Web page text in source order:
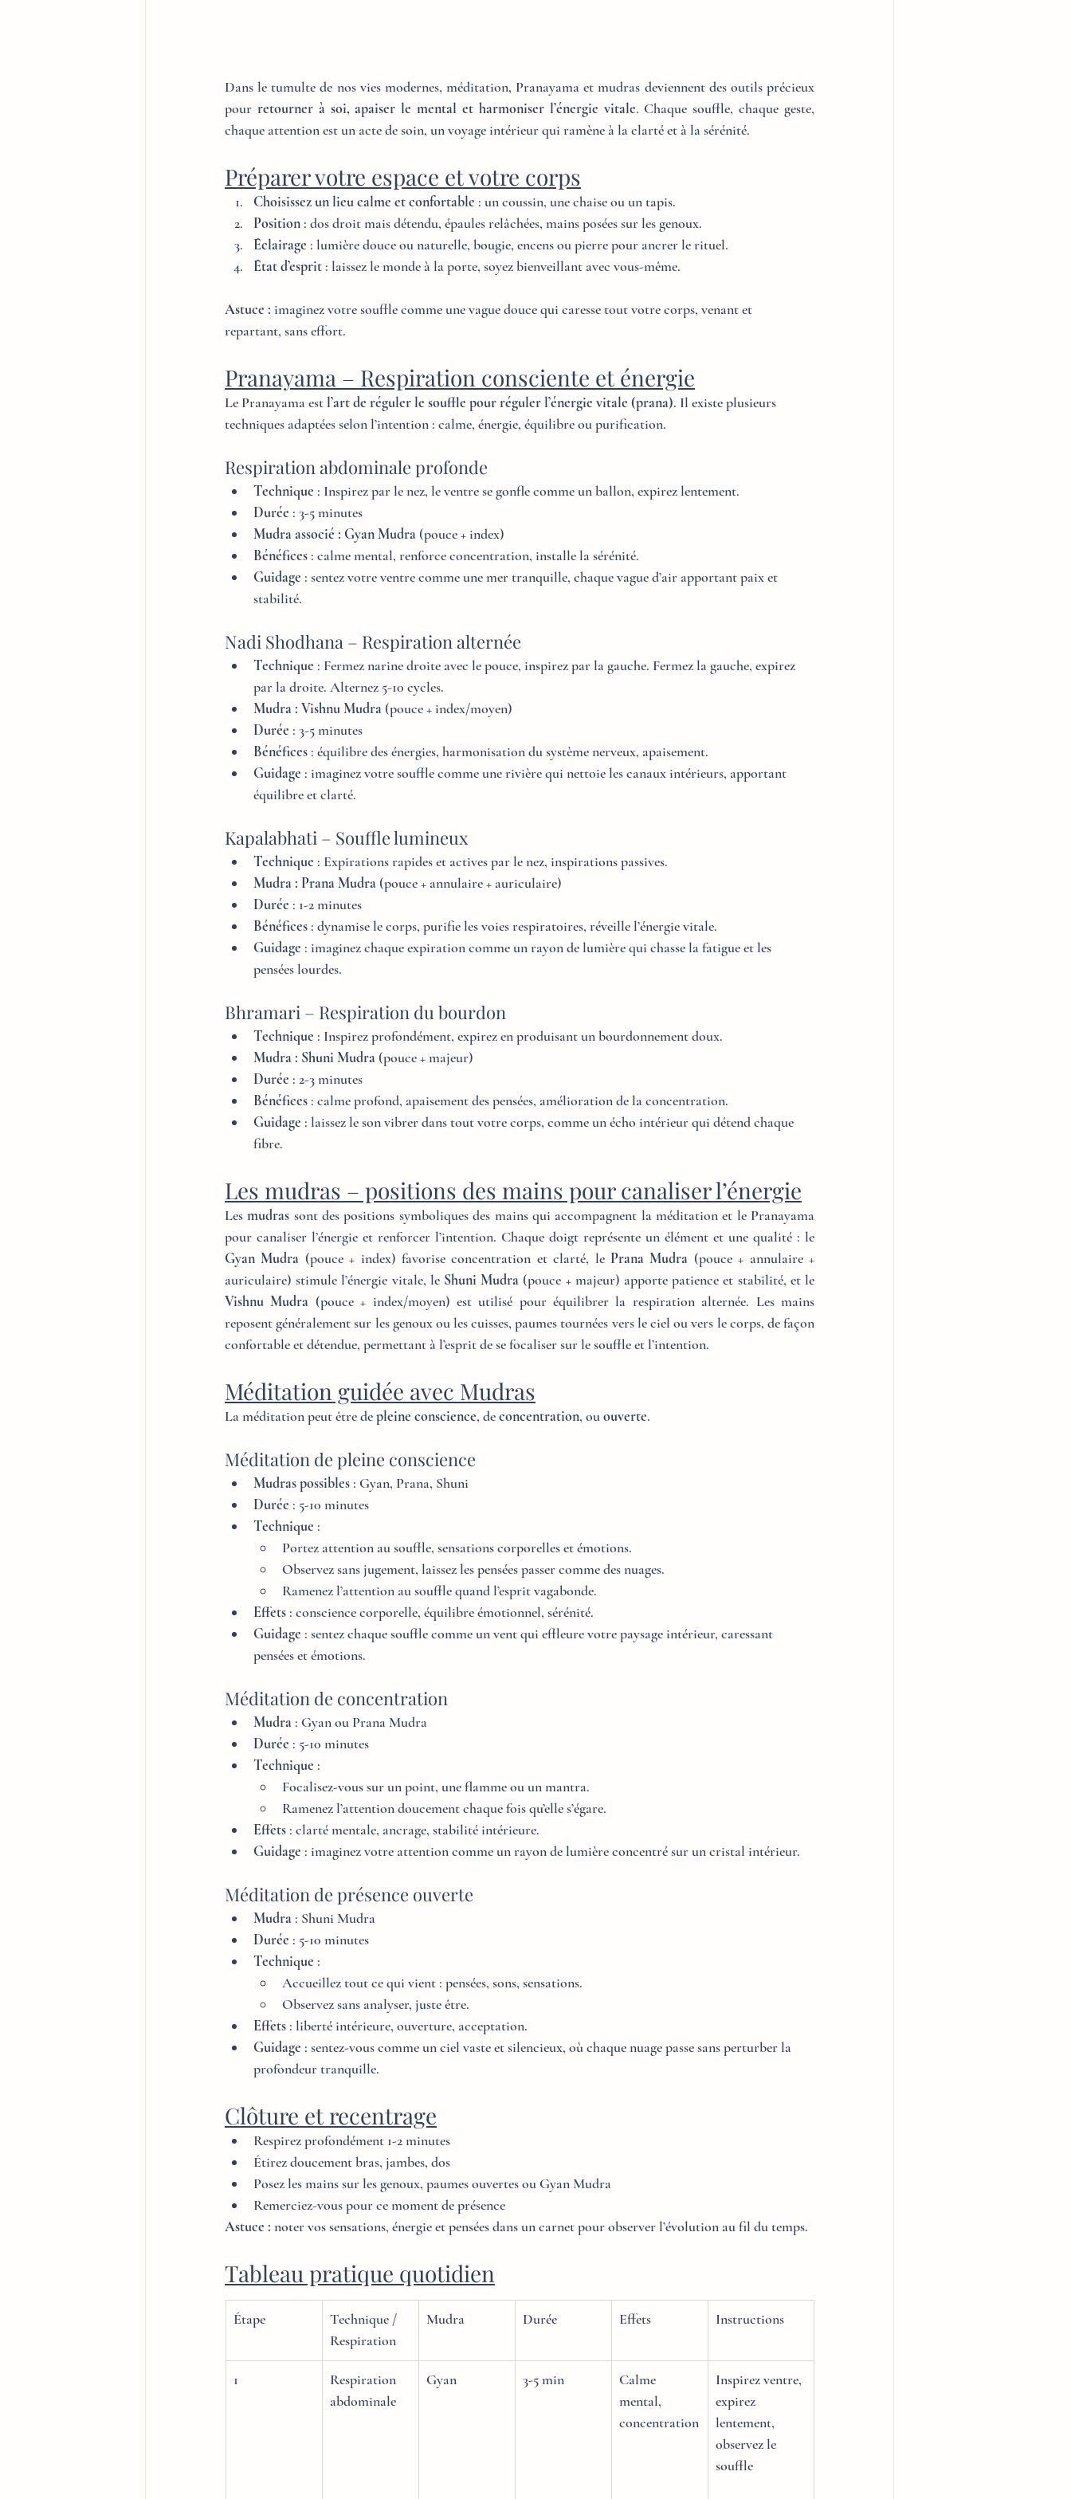
Dans le tumulte de nos vies modernes, méditation, Pranayama et mudras deviennent des outils précieux
pour retourner à soi, apaiser le mental et harmoniser l’énergie vitale. Chaque souffle, chaque geste,
chaque attention est un acte de soin, un voyage intérieur qui ramène à la clarté et à la sérénité.
Préparer votre espace et votre corps
Choisissez un lieu calme et confortable : un coussin, une chaise ou un tapis.
Position : dos droit mais détendu, épaules relâchées, mains posées sur les genoux.
Éclairage : lumière douce ou naturelle, bougie, encens ou pierre pour ancrer le rituel.
État d’esprit : laissez le monde à la porte, soyez bienveillant avec vous-même.
Astuce : imaginez votre souffle comme une vague douce qui caresse tout votre corps, venant et
repartant, sans effort.
Pranayama – Respiration consciente et énergie
Le Pranayama est l’art de réguler le souffle pour réguler l’énergie vitale (prana). Il existe plusieurs
techniques adaptées selon l’intention : calme, énergie, équilibre ou purification.
Respiration abdominale profonde
Technique : Inspirez par le nez, le ventre se gonfle comme un ballon, expirez lentement.
Durée : 3-5 minutes
Mudra associé : Gyan Mudra (pouce + index)
Bénéfices : calme mental, renforce concentration, installe la sérénité.
Guidage : sentez votre ventre comme une mer tranquille, chaque vague d’air apportant paix et
stabilité.
Nadi Shodhana – Respiration alternée
Technique : Fermez narine droite avec le pouce, inspirez par la gauche. Fermez la gauche, expirez
par la droite. Alternez 5-10 cycles.
Mudra : Vishnu Mudra (pouce + index/moyen)
Durée : 3-5 minutes
Bénéfices : équilibre des énergies, harmonisation du système nerveux, apaisement.
Guidage : imaginez votre souffle comme une rivière qui nettoie les canaux intérieurs, apportant
équilibre et clarté.
Kapalabhati – Souffle lumineux
Technique : Expirations rapides et actives par le nez, inspirations passives.
Mudra : Prana Mudra (pouce + annulaire + auriculaire)
Durée : 1-2 minutes
Bénéfices : dynamise le corps, purifie les voies respiratoires, réveille l’énergie vitale.
Guidage : imaginez chaque expiration comme un rayon de lumière qui chasse la fatigue et les
pensées lourdes.
Bhramari – Respiration du bourdon
Technique : Inspirez profondément, expirez en produisant un bourdonnement doux.
Mudra : Shuni Mudra (pouce + majeur)
Durée : 2-3 minutes
Bénéfices : calme profond, apaisement des pensées, amélioration de la concentration.
Guidage : laissez le son vibrer dans tout votre corps, comme un écho intérieur qui détend chaque
fibre.
Les mudras – positions des mains pour canaliser l’énergie
Les mudras sont des positions symboliques des mains qui accompagnent la méditation et le Pranayama
Gyan Mudra (pouce + index) favorise concentration et clarté, le Prana Mudra (pouce + annulaire +
auriculaire) stimule l’énergie vitale, le Shuni Mudra
Vishnu Mudra (pouce + index/moyen) est utilisé pour équilibrer la respiration alternée. Les mains
reposent généralement sur les genoux ou les cuisses, paumes tournées vers le ciel ou vers le corps, de façon
confortable et détendue, permettant à l’esprit de se focaliser sur le souffle et l’intention.
Méditation guidée avec Mudras
La méditation peut être de pleine conscience, de concentration, ou ouverte.
Méditation de pleine conscience
Mudras possibles : Gyan, Prana, Shuni
Durée : 5-10 minutes
Technique :
Portez attention au souffle, sensations corporelles et émotions.
Observez sans jugement, laissez les pensées passer comme des nuages.
Ramenez l’attention au souffle quand l’esprit vagabonde.
Effets : conscience corporelle, équilibre émotionnel, sérénité.
Guidage : sentez chaque souffle comme un vent qui effleure votre paysage intérieur, caressant
pensées et émotions.
Méditation de concentration
Mudra : Gyan ou Prana Mudra
Durée : 5-10 minutes
Technique :
Focalisez-vous sur un point, une flamme ou un mantra.
Ramenez l’attention doucement chaque fois qu’elle s’égare.
Effets : clarté mentale, ancrage, stabilité intérieure.
Guidage : imaginez votre attention comme un rayon de lumière concentré sur un cristal intérieur.
Méditation de présence ouverte
Mudra : Shuni Mudra
Durée : 5-10 minutes
Technique :
Accueillez tout ce qui vient : pensées, sons, sensations.
Observez sans analyser, juste être.
Effets : liberté intérieure, ouverture, acceptation.
Guidage : sentez-vous comme un ciel vaste et silencieux, où chaque nuage passe sans perturber la
profondeur tranquille.
Clôture et recentrage
Respirez profondément 1-2 minutes
Étirez doucement bras, jambes, dos
Posez les mains sur les genoux, paumes ouvertes ou Gyan Mudra
Remerciez-vous pour ce moment de présence
Astuce : noter vos sensations, énergie et pensées dans un carnet pour observer l’évolution au fil du temps.
Tableau pratique quotidien
Étape
Technique /
Respiration
Mudra Durée Effets Instructions
1
Respiration
abdominale
Gyan 3-5 min
Calme
mental,
concentration
Inspirez ventre,
expirez
lentement,
observez le
souffle